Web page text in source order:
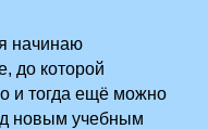
начинаю
до которой
и тогда ещё можно
новым учебным